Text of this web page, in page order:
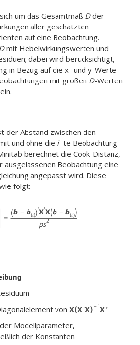
um das Gesamtmaß Dder
aller geschätzten
auf eine Beobachtung.
Dmit Hebelwirkungswerten und
dabei wird berücksichtigt,
in Bezug auf die x- und y-Werte
mit großen D-Werten
der Abstand zwischen den
und ohne die i -te Beobachtung
berechnet die Cook-Distanz,
ausgelassenen Beobachtung eine
angepasst wird. Diese
folgt:
von
Modellparameter,
der Konstanten